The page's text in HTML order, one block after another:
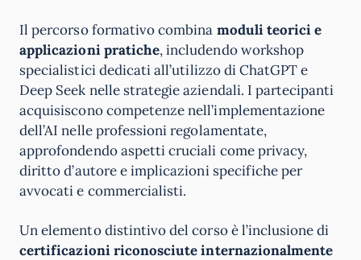
Il percorso formativo combina moduli teorici e
applicazioni pratiche, includendo workshop
specialistici dedicati all’utilizzo di ChatGPT e
Deep Seek nelle strategie aziendali. I partecipanti
acquisiscono competenze nell’implementazione
dell’AI nelle professioni regolamentate,
approfondendo aspetti cruciali come privacy,
diritto d’autore e implicazioni specifiche per
avvocati e commercialisti.
Un elemento distintivo del corso è l’inclusione di
certificazioni riconosciute internazionalmente